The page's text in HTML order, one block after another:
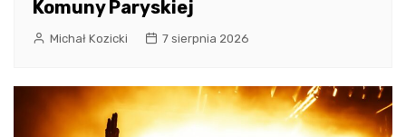
Komuny Paryskiej
Michał Kozicki 7 sierpnia 2026